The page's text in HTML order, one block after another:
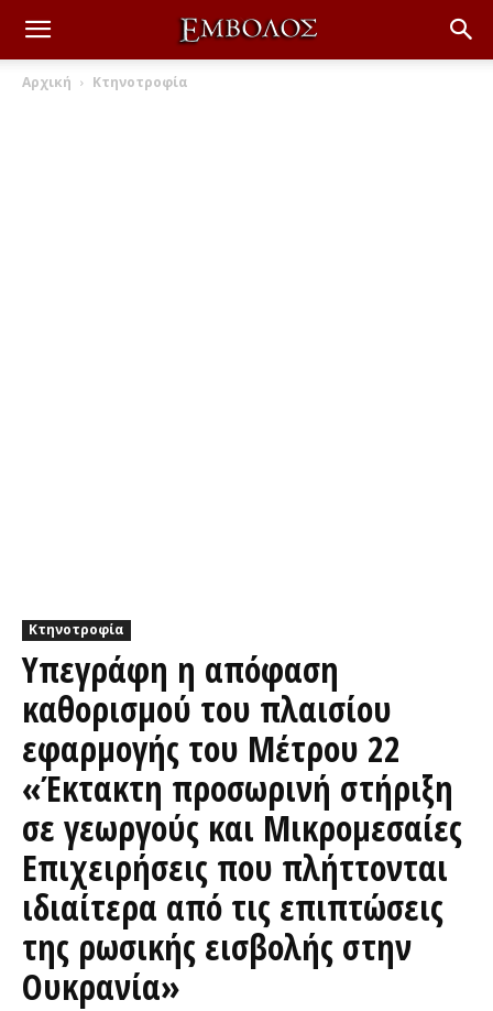
Αρχική Κτηνοτροφία
Κτηνοτροφία
Υπεγράφη η απόφαση
καθορισμού του πλαισίου
εφαρμογής του Μέτρου 22
«Έκτακτη προσωρινή στήριξη
σε γεωργούς και Μικρομεσαίες
Επιχειρήσεις που πλήττονται
ιδιαίτερα από τις επιπτώσεις
της ρωσικής εισβολής στην
Ουκρανία»